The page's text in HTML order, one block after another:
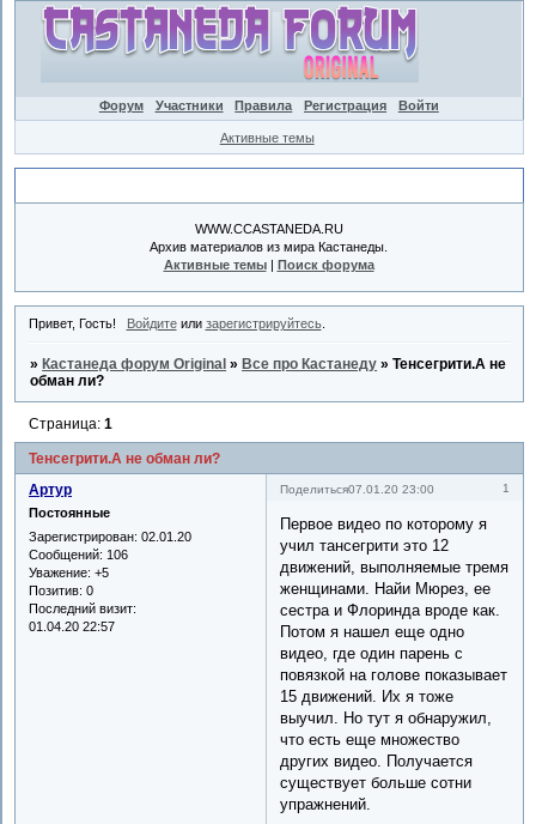
Форум Участники Правила Регистрация Войти
Активные темы
WWW.CCASTANEDA.RU
Архив материалов из мира Кастанеды.
Активные темы| Поиск форума
Привет, Гость! Войдитеили зарегистрируйтесь.
» Кастанеда форум Original » Все про Кастанеду »Тенсегрити.А не
обман ли?
Тенсегрити.А не обман ли?
Страница:1
Поделиться 1
07.01.20 23:00
Артур
Постоянные
Зарегистрирован: 02.01.20
Сообщений: 106
Уважение: +5
Позитив: 0
Последний визит:
01.04.20 22:57
Первое видео по которому я
учил тансегрити это 12
движений, выполняемые тремя
женщинами. Найи Мюрез, ее
сестра и Флоринда вроде как.
Потом я нашел еще одно
видео, где один парень с
повязкой на голове показывает
15 движений. Их я тоже
выучил. Но тут я обнаружил,
что есть еще множество
других видео. Получается
существует больше сотни
упражнений.